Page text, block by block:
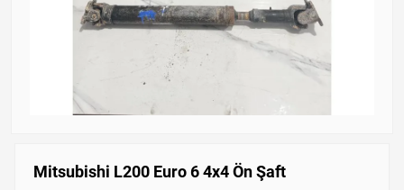
Mitsubishi L200 Euro 6 4x4 Ön Şaft